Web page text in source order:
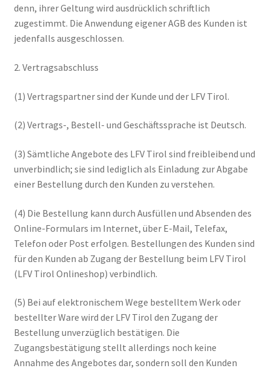
denn, ihrer Geltung wird ausdrücklich schriftlich
zugestimmt. Die Anwendung eigener AGB des Kunden ist
jedenfalls ausgeschlossen.
2. Vertragsabschluss
(1) Vertragspartner sind der Kunde und der LFV Tirol.
(2) Vertrags-, Bestell- und Geschäftssprache ist Deutsch.
(3) Sämtliche Angebote des LFV Tirol sind freibleibend und
unverbindlich; sie sind lediglich als Einladung zur Abgabe
einer Bestellung durch den Kunden zu verstehen.
(4) Die Bestellung kann durch Ausfüllen und Absenden des
Online-Formulars im Internet, über E-Mail, Telefax,
Telefon oder Post erfolgen. Bestellungen des Kunden sind
für den Kunden ab Zugang der Bestellung beim LFV Tirol
(LFV Tirol Onlineshop) verbindlich.
(5) Bei auf elektronischem Wege bestelltem Werk oder
bestellter Ware wird der LFV Tirol den Zugang der
Bestellung unverzüglich bestätigen. Die
Zugangsbestätigung stellt allerdings noch keine
Annahme des Angebotes dar, sondern soll den Kunden